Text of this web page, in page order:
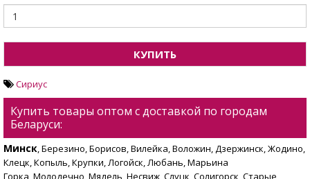
КУПИТЬ
Сириус
Купить товары оптом с доставкой по городам
Беларуси:
Минск, Березино, Борисов, Вилейка, Воложин, Дзержинск, Жодино,
Клецк, Копыль, Крупки, Логойск, Любань, Марьина
Горка, Молодечно, Мядель, Несвиж, Слуцк, Солигорск, Старые